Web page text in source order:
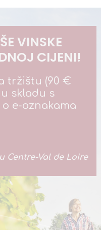
VINSKE
CIJENI!
tržištu (90 €
skladu s
e-oznakama
Centre-Val de Loire